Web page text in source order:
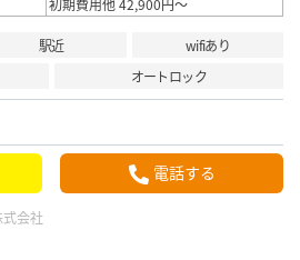
駅近
wifiあり
オートロック
電話する
会社